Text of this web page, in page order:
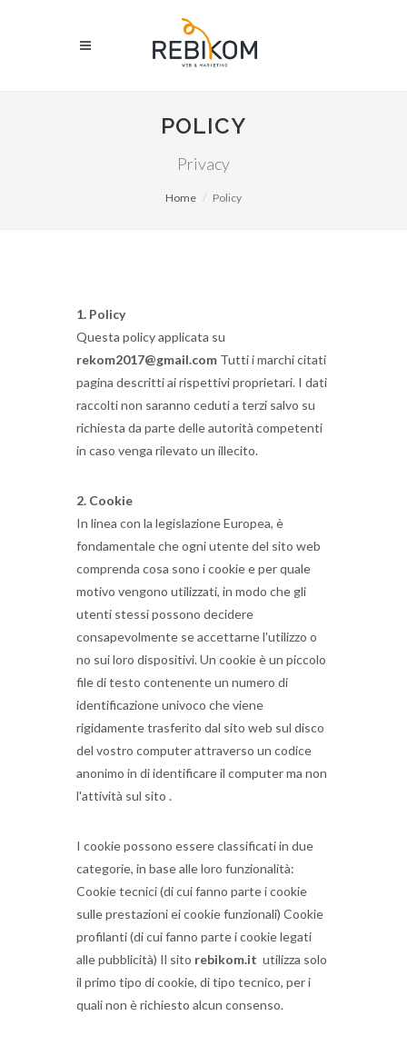
POLICY
Privacy
Home Policy
1. Policy
Questa policy applicata su
rekom2017@gmail.com Tutti i marchi citati
pagina descritti ai rispettivi proprietari. I dati
raccolti non saranno ceduti a terzi salvo su
richiesta da parte delle autorità competenti
in caso venga rilevato un illecito.
2. Cookie
In linea con la legislazione Europea, è
fondamentale che ogni utente del sito web
comprenda cosa sono i cookie e per quale
motivo vengono utilizzati, in modo che gli
utenti stessi possono decidere
consapevolmente se accettarne l'utilizzo o
no sui loro dispositivi.Un cookie è un piccolo
file di testo contenente un numero di
identificazione univoco che viene
rigidamente trasferito dal sito web sul disco
del vostro computer attraverso un codice
anonimo in di identificare il computer ma non
l'attività sul sito .
I cookie possono essere classificati in due
categorie, in base alle loro funzionalità:
Cookie tecnici (di cui fanno parte i cookie
sulle prestazioni ei cookie funzionali) Cookie
profilanti (di cui fanno parte i cookie legati
alle pubblicità) Il sito rebikom.it utilizza solo
il primo tipo di cookie, di tipo tecnico, per i
quali non è richiesto alcun consenso.